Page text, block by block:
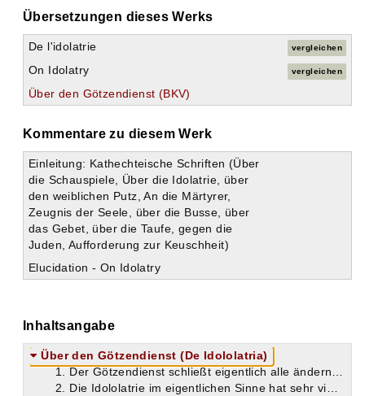
Übersetzungen dieses Werks
De l'idolatrie vergleichen
On Idolatry vergleichen
Über den Götzendienst (BKV)
Kommentare zu diesem Werk
Einleitung: Kathechteische Schriften (Über
die Schauspiele, Über die Idolatrie, über
den weiblichen Putz, An die Märtyrer,
Zeugnis der Seele, über die Busse, über
das Gebet, über die Taufe, gegen die
Juden, Aufforderung zur Keuschheit)
Elucidation - On Idolatry
Inhaltsangabe
Über den Götzendienst (De Idololatria)
1. Der Götzendienst schließt eigentlich alle ändern Sünden ein. Jede formelle Sünde aber involviert einen Akt des Götzendienstes im weitern Sinne.
2. Die Idololatrie im eigentlichen Sinne hat sehr viele Verzweigungen und verbirgt sich oft unter scheinbar unschuldigen Handlungen.